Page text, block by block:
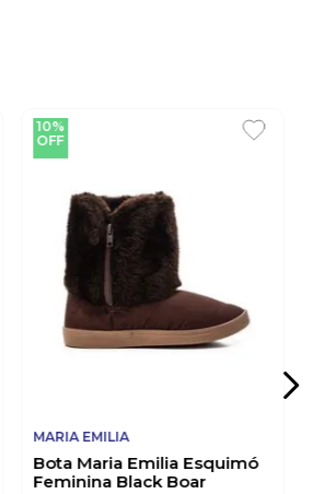
10%
OFF
MARIA EMILIA
Bota Maria Emilia Esquimó
Feminina Black Boar